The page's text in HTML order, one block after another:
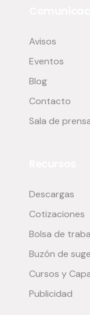
Avisos
Eventos
Blog
Contacto
Sala de
Descargas
Cotizaciones
Bolsa de
Buzón de
Cursos y
Publicidad